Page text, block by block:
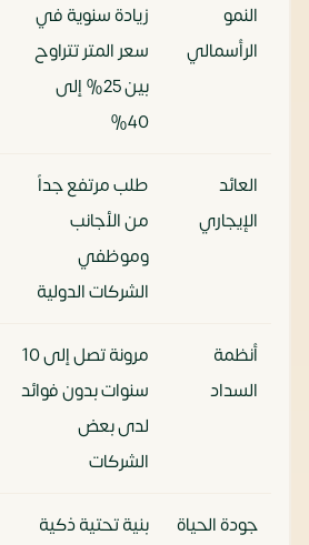
النمو
الرأسمالي
زيادة سنوية في
سعر المتر تتراوح
بين 25% إلى
40%
العائد
الإيجاري
طلب مرتفع جداً
من الأجانب
وموظفي
الشركات الدولية
أنظمة
السداد
مرونة تصل إلى 10
سنوات بدون فوائد
لدى بعض
الشركات
جودة الحياة
بنية تحتية ذكية